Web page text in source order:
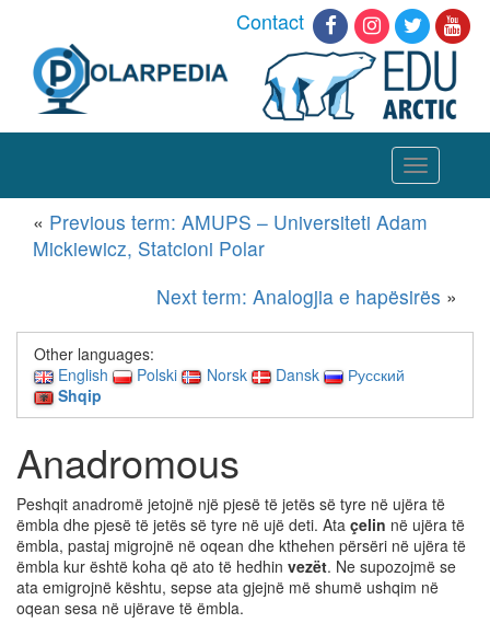
Contact
Toggle
navigation
« Previous term: AMUPS – Universiteti Adam
Mickiewicz, Statcioni Polar
Next term: Analogjia e hapësirës »
Other languages:
English
Polski Norsk Dansk
Русский
Shqip
Anadromous
Peshqit anadromë jetojnë një pjesë të jetës së tyre në ujëra të
ëmbla dhe pjesë të jetës së tyre në ujë deti. Ata çelin në ujëra të
ëmbla, pastaj migrojnë në oqean dhe kthehen përsëri në ujëra të
ëmbla kur është koha që ato të hedhin vezët. Ne supozojmë se
ata emigrojnë kështu, sepse ata gjejnë më shumë ushqim në
oqean sesa në ujërave të ëmbla.